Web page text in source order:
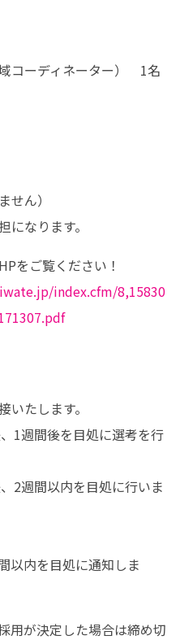
コーディネーター）　1名
ん）
なります。
index.cfm/8,15830
たします。
1週間後を目処に選考を行
2週間以内を目処に行いま
以内を目処に通知しま
用が決定した場合は締め切